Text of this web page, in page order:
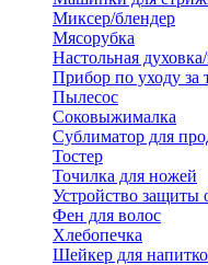
Миксер/блендер
Мясорубка
Настольная
Прибор по уходу за
Пылесос
Соковыжималка
Сублиматор для
Тостер
Точилка для ножей
Устройство
Фен для волос
Хлебопечка
Шейкер для